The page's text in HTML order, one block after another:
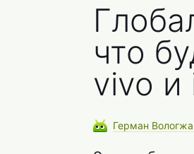
что
vivo и
Герман